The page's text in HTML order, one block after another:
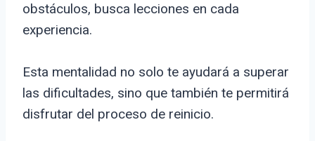
obstáculos, busca lecciones en cada
experiencia.
Esta mentalidad no solo te ayudará a superar
las dificultades, sino que también te permitirá
disfrutar del proceso de reinicio.